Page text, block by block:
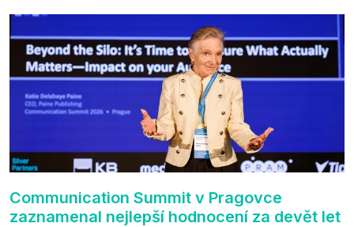
Communication Summit v Pragovce
zaznamenal nejlepší hodnocení za devět let